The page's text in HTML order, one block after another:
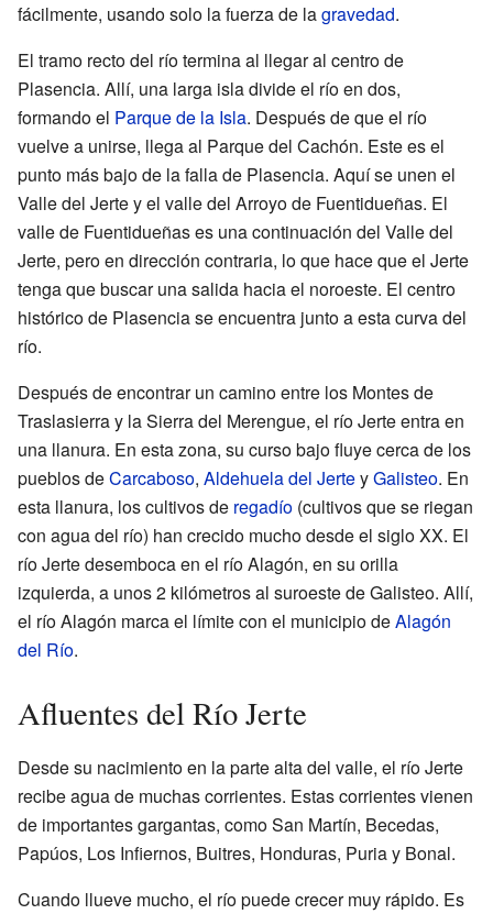
fácilmente, usando solo la fuerza de lagravedad.
El tramo recto del río termina al llegar al centro de
Plasencia. Allí, una larga isla divide el río en dos,
formando el Parque de la Isla. Después de que el río
vuelve a unirse, llega al Parque del Cachón. Este es el
punto más bajo de la falla de Plasencia. Aquí se unen el
Valle del Jerte y el valle del Arroyo de Fuentidueñas. El
valle de Fuentidueñas es una continuación del Valle del
Jerte, pero en dirección contraria, lo que hace que el Jerte
tenga que buscar una salida hacia el noroeste. El centro
histórico de Plasencia se encuentra junto a esta curva del
río.
Después de encontrar un camino entre los Montes de
Traslasierra y la Sierra del Merengue, el río Jerte entra en
una llanura. En esta zona, su curso bajo fluye cerca de los
pueblos deCarcaboso, Aldehuela del JerteyGalisteo. En
esta llanura, los cultivos de regadío (cultivos que se riegan
con agua del río) han crecido mucho desde el siglo XX. El
río Jerte desemboca en el río Alagón, en su orilla
izquierda, a unos 2 kilómetros al suroeste de Galisteo. Allí,
el río Alagón marca el límite con el municipio deAlagón
del Río.
Afluentes del Río Jerte
Desde su nacimiento en la parte alta del valle, el río Jerte
recibe agua de muchas corrientes. Estas corrientes vienen
de importantes gargantas, como San Martín, Becedas,
Papúos, Los Infiernos, Buitres, Honduras, Puria y Bonal.
Cuando llueve mucho, el río puede crecer muy rápido. Es